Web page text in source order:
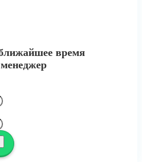
время